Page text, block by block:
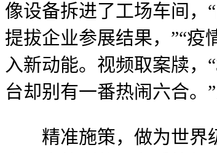
像设备拆进了工场车间，
提拔企业参展结果，”“疫
入新动能。视频取案牍，
台却别有一番热闹六合。
精准施策，做为世界级